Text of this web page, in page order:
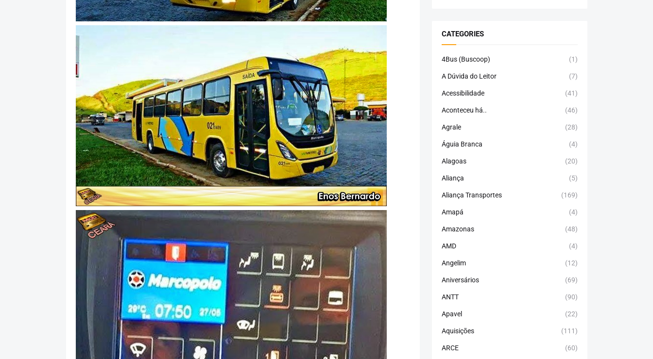
CATEGORIES
4Bus (Buscoop) (1)
A Dúvida do Leitor (7)
Acessibilidade (41)
Aconteceu há.. (46)
Agrale (28)
Águia Branca (4)
Alagoas (20)
Aliança (5)
Aliança Transportes (169)
Amapá (4)
Amazonas (48)
AMD (4)
Angelim (12)
Aniversários (69)
ANTT (90)
Apavel (22)
Aquisições (111)
ARCE (60)